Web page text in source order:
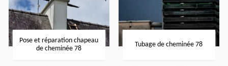
Pose et réparation chapeau
de cheminée 78
Tubage de cheminée 78